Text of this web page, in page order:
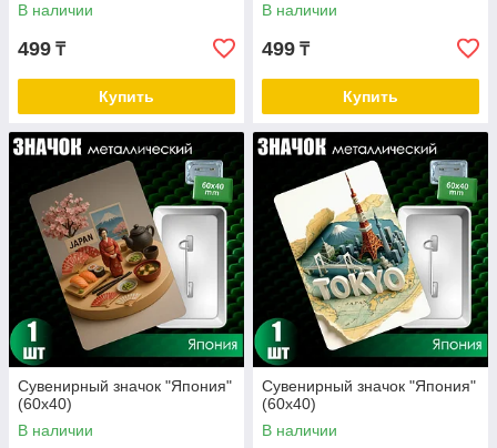
В наличии
499 ₸
Купить
В наличии
499 ₸
Купить
Сувенирный значок "Япония"
(60х40)
В наличии
Сувенирный значок "Япония"
(60х40)
В наличии